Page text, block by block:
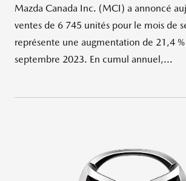
Mazda Canada Inc. (MCI) a annoncé
ventes de 6 745 unités pour le mois de
représente une augmentation de 21,4
septembre 2023. En cumul annuel,...